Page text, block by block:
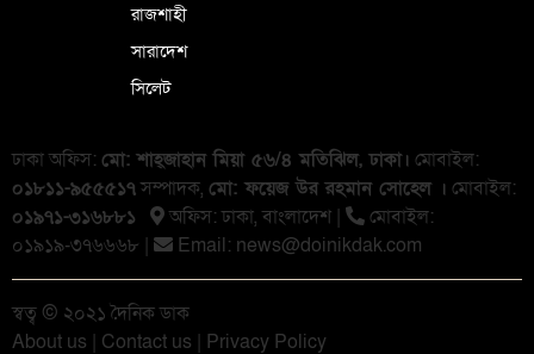
রাজশাহী
সারাদেশ
সিলেট
ঢাকা অফিস: মো: শাহ্জাহান মিয়া ৫৬/৪ মতিঝিল, ঢাকা। মোবাইল:
০১৮১১-৯৫৫৫১৭সম্পাদক, মো: ফয়েজ উর রহমান সোহেল । মোবাইল:
০১৯৭১-৩১৬৮৮১
অফিস: ঢাকা, বাংলা‌দেশ |
মোবাইল:
০১৯১৯-৩৭৬৬৬৮ |
Email: news@doinikdak.com
স্বত্ব © ২০২১ দৈনিক ডাক
About us | Contact us | Privacy Policy